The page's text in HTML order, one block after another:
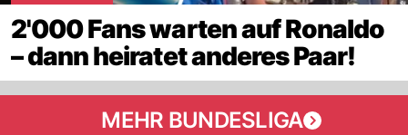
2'000 Fans warten auf Ronaldo
– dann heiratet anderes Paar!
MEHR BUNDESLIGA